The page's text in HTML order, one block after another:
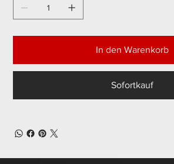
In den Warenkorb
Sofortkauf